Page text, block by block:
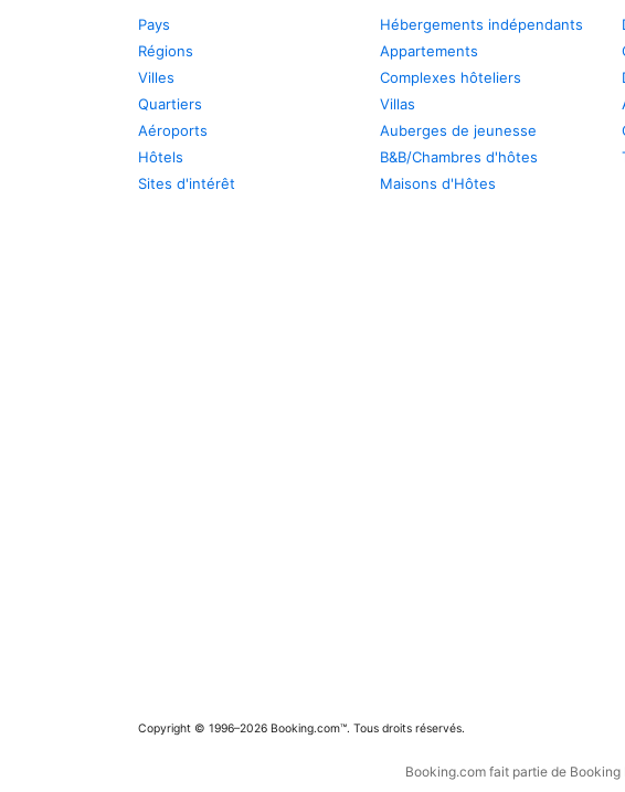
Pays
Régions
Villes
Quartiers
Aéroports
Hôtels
Sites d'intérêt
Hébergements indépendants
Appartements
Complexes hôteliers
Villas
Auberges de jeunesse
B&B/Chambres d'hôtes
Maisons d'Hôtes
Copyright © 1996–2026 Booking.com™. Tous droits réservés.
Booking.com fait partie de